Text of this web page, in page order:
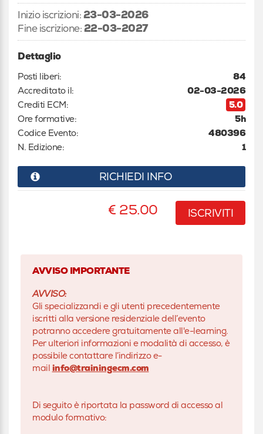
Inizio iscrizioni:23-03-2026
Fine iscrizione:22-03-2027
Dettaglio
Posti liberi:
84
Accreditato il:
02-03-2026
Crediti ECM:
5.0
Ore formative:
5h
Codice Evento:
480396
N. Edizione:
1
RICHIEDI INFO
ISCRIVITI
€ 25.00
AVVISO IMPORTANTE
AVVISO:
Gli specializzandi e gli utenti precedentemente
iscritti alla versione residenziale dell’evento
potranno accedere gratuitamente all'e-learning.
Per ulteriori informazioni e modalità di accesso, è
possibile contattare l’indirizzo e-
mail info@trainingecm.com
Di seguito è riportata la password di accesso al
modulo formativo: